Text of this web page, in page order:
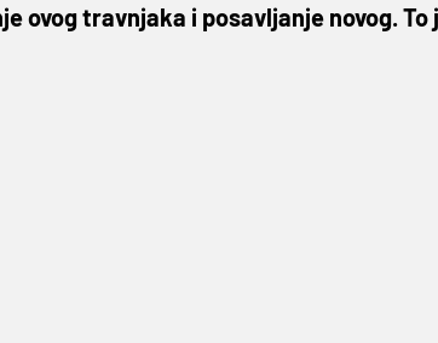
ovog travnjaka i posavljanje novog. To